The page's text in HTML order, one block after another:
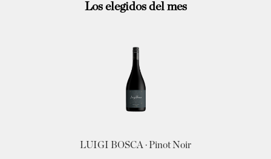
Los elegidos del mes
LUIGI BOSCA · Pinot Noir